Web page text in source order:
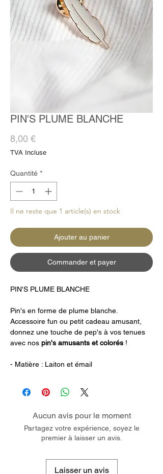
PIN'S PLUME BLANCHE
8,00 €Prix
TVA Incluse
Quantité *
Il ne reste que 1 article(s) en stock
Ajouter au panier
Commander et payer
PIN'S PLUME BLANCHE
Pin's en forme de plume blanche.
Accessoire fun ou petit cadeau amusant,
donnez une touche de pep's à vos tenues
avec nos pin's amusants et colorés !
- Matière : Laiton et émail
Aucun avis pour le moment
Partagez votre expérience, soyez le
premier à laisser un avis.
Laisser un avis